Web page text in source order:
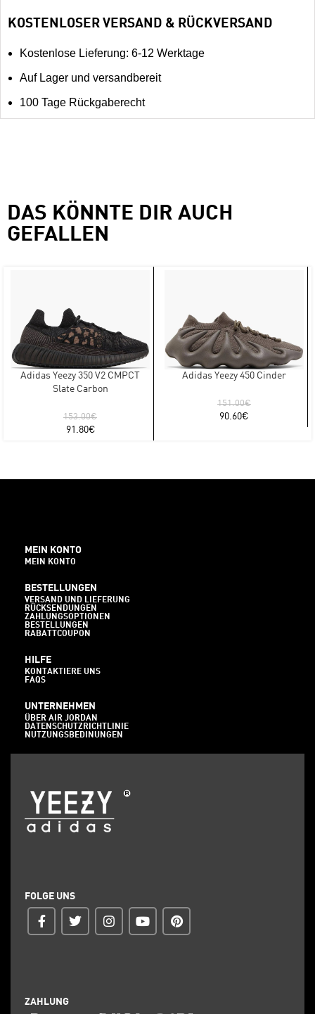
KOSTENLOSER VERSAND & RÜCKVERSAND
Kostenlose Lieferung: 6-12 Werktage
Auf Lager und versandbereit
100 Tage Rückgaberecht
DAS KÖNNTE DIR AUCH
GEFALLEN
Adidas Yeezy 350 V2 CMPCT
Slate Carbon
153.00€
91.80€
Adidas Yeezy 450 Cinder
151.00€
90.60€
MEIN KONTO
MEIN KONTO
BESTELLUNGEN
VERSAND UND LIEFERUNG
RÜCKSENDUNGEN
ZAHLUNGSOPTIONEN
BESTELLUNGEN
RABATTCOUPON
HILFE
KONTAKTIERE UNS
FAQS
UNTERNEHMEN
ÜBER AIR JORDAN
DATENSCHUTZRICHTLINIE
NUTZUNGSBEDINUNGEN
FOLGE UNS
ZAHLUNG